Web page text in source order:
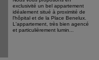
exclusivité un bel appartement
idéalement situé à proximité de
l'hôpital et de la Place Benelux.
L'appartement, très bien agencé
et particulièrement lumin...